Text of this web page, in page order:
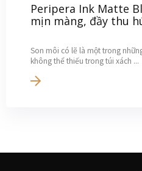
Peripera Ink Matte
mịn màng, đầy thu
Son môi có lẽ là một trong
không thể thiếu trong túi xách ...